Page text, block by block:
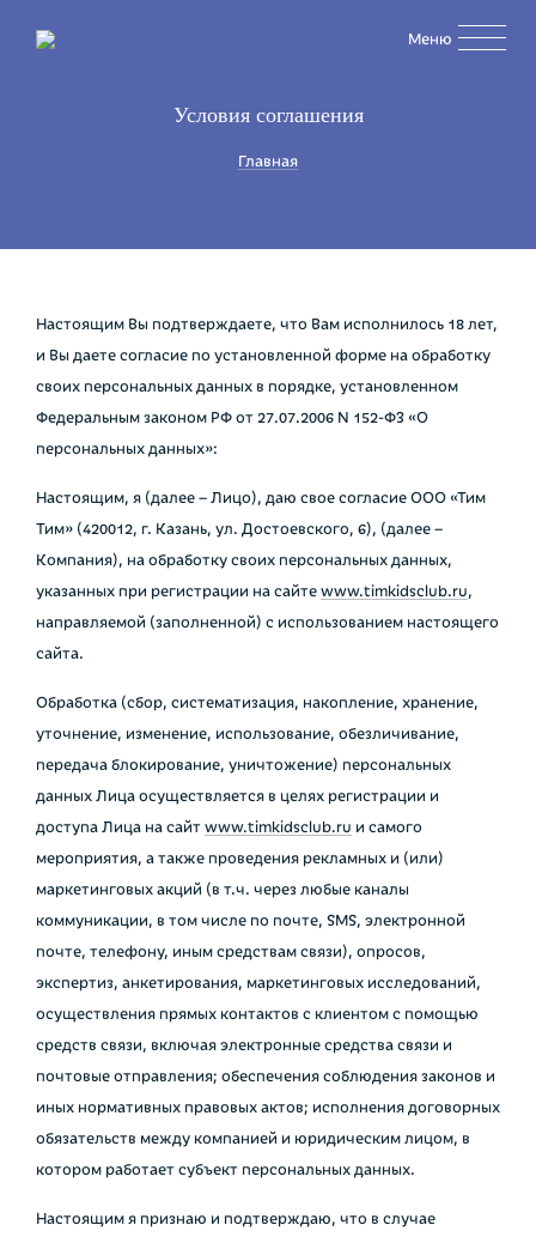
Меню
Условия соглашения
Строка
Главная
Настоящим Вы подтверждаете, что Вам исполнилось 18 лет,
и Вы даете согласие по установленной форме на обработку
своих персональных данных в порядке, установленном
Федеральным законом РФ от 27.07.2006 N 152-ФЗ «О
персональных данных»:
Настоящим, я (далее – Лицо), даю свое согласие ООО «Тим
Тим» (420012, г. Казань, ул. Достоевского, 6), (далее –
Компания), на обработку своих персональных данных,
указанных при регистрации на сайте www.timkidsclub.ru,
направляемой (заполненной) с использованием настоящего
сайта.
Обработка (сбор, систематизация, накопление, хранение,
уточнение, изменение, использование, обезличивание,
передача блокирование, уничтожение) персональных
данных Лица осуществляется в целях регистрации и
доступа Лица на сайт www.timkidsclub.ru и самого
мероприятия, а также проведения рекламных и (или)
маркетинговых акций (в т.ч. через любые каналы
коммуникации, в том числе по почте, SMS, электронной
почте, телефону, иным средствам связи), опросов,
экспертиз, анкетирования, маркетинговых исследований,
осуществления прямых контактов с клиентом с помощью
средств связи, включая электронные средства связи и
почтовые отправления; обеспечения соблюдения законов и
иных нормативных правовых актов; исполнения договорных
обязательств между компанией и юридическим лицом, в
котором работает субъект персональных данных.
Настоящим я признаю и подтверждаю, что в случае